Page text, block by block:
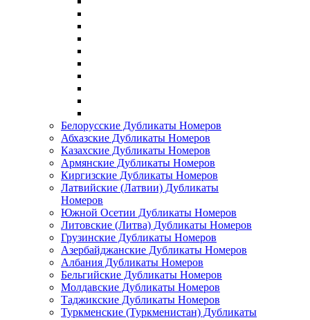
Белорусские Дубликаты Номеров
Абхазские Дубликаты Номеров
Казахские Дубликаты Номеров
Армянские Дубликаты Номеров
Киргизские Дубликаты Номеров
Латвийские (Латвии) Дубликаты
Номеров
Южной Осетии Дубликаты Номеров
Литовские (Литва) Дубликаты Номеров
Грузинские Дубликаты Номеров
Азербайджанские Дубликаты Номеров
Албания Дубликаты Номеров
Бельгийские Дубликаты Номеров
Молдавские Дубликаты Номеров
Таджикские Дубликаты Номеров
Туркменские (Туркменистан) Дубликаты